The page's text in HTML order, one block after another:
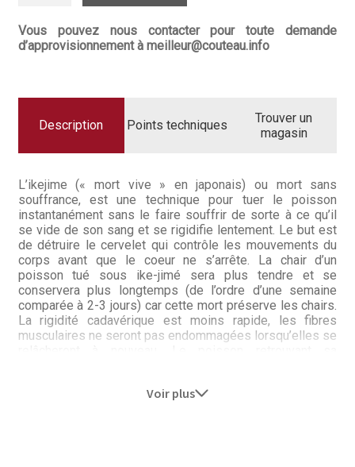
Revue de presse
Téléchargements
Tous les articles
Trouver mon couteau
Trouver mon magasin
IKEJIME
SHARK-
RAY
Vous pouvez nous contacter pour toute demande
d’approvisionnement à meilleur@couteau.info
Description Points techniques
Trouver un
magasin
L’ikejime (« mort vive » en japonais) ou mort sans
souffrance, est une technique pour tuer le poisson
instantanément sans le faire souffrir de sorte à ce qu’il
se vide de son sang et se rigidifie lentement. Le but est
de détruire le cervelet qui contrôle les mouvements du
corps avant que le coeur ne s’arrête. La chair d’un
poisson tué sous ike-jimé sera plus tendre et se
conservera plus longtemps (de l’ordre d’une semaine
comparée à 2-3 jours) car cette mort préserve les chairs.
La rigidité cadavérique est moins rapide, les fibres
musculaires ne seront pas endommagées lorsqu’elles se
Voir plus